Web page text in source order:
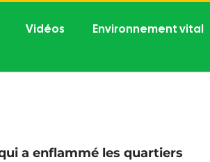
Vidéos Environnement vital
a enflammé les quartiers